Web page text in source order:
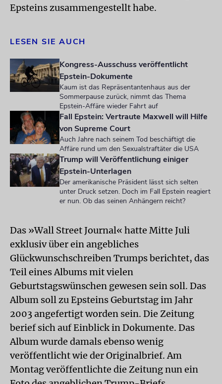
Epsteins zusammengestellt habe.
LESEN SIE AUCH
Kongress-Ausschuss veröffentlicht
Epstein-Dokumente
Kaum ist das Repräsentantenhaus aus der
Sommerpause zurück, nimmt das Thema
Epstein-Affäre wieder Fahrt auf
Fall Epstein: Vertraute Maxwell will Hilfe
von Supreme Court
Auch Jahre nach seinem Tod beschäftigt die
Affäre rund um den Sexualstraftäter die USA
Trump will Veröffentlichung einiger
Epstein-Unterlagen
Der amerikanische Präsident lässt sich selten
unter Druck setzen. Doch im Fall Epstein reagiert
er nun. Ob das seinen Anhängern reicht?
Das »Wall Street Journal« hatte Mitte Juli
exklusiv über ein angebliches
Glückwunschschreiben Trumps berichtet, das
Teil eines Albums mit vielen
Geburtstagswünschen gewesen sein soll. Das
Album soll zu Epsteins Geburtstag im Jahr
2003 angefertigt worden sein. Die Zeitung
berief sich auf Einblick in Dokumente. Das
Album wurde damals ebenso wenig
veröffentlicht wie der Originalbrief. Am
Montag veröffentlichte die Zeitung nun ein